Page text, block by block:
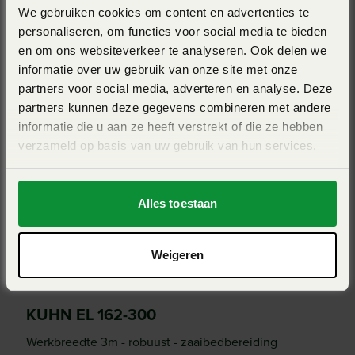
We gebruiken cookies om content en advertenties te
personaliseren, om functies voor social media te bieden
en om ons websiteverkeer te analyseren. Ook delen we
informatie over uw gebruik van onze site met onze
partners voor social media, adverteren en analyse. Deze
partners kunnen deze gegevens combineren met andere
informatie die u aan ze heeft verstrekt of die ze hebben
verzameld op basis van uw gebruik van hun services.
Alles toestaan
Weigeren
is regelbaar door het aanpassen van het rotortoerental, de
messen en de werksnelheid. Hoe langzamer de rijsnelheid
met de frees, hoe sneller de rotor draait, des te intensiever
wordt de bodem verkruimeld.
Inwerken plantenresten
niet aangetast wordt. Zo worden gewasresten,
tussenvruchten of grasland losgemaakt en afgebroken.
KUHN EL 282-400
Werkbreedte 4m - werkdiepte 8-26cm - max vermogen
(kW/pk) 201/270
View
KUHN EL 162-300
Werkbreedte 3m - robuust - zaaibedbereiding